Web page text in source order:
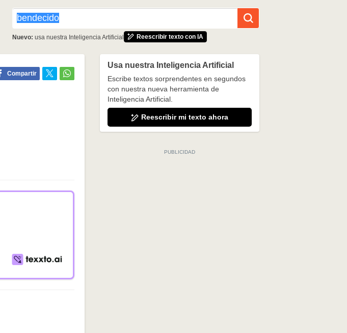
Nuevo: usa nuestra Inteligencia Artificial Reescribir texto con IA
Compartir
Usa nuestra Inteligencia Artificial
Escribe textos sorprendentes en segundos
con nuestra nueva herramienta de
Inteligencia Artificial.
Reescribir mi texto ahora